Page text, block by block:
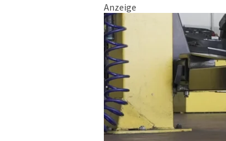
Anzeige